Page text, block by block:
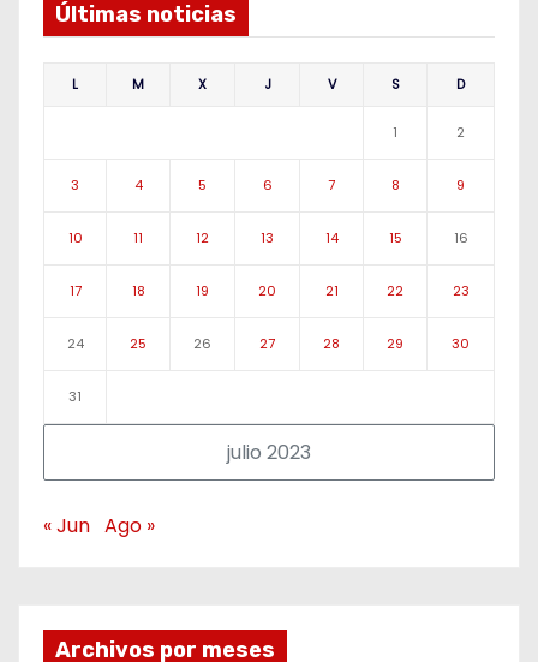
Últimas noticias
julio 2023
L M X J V S D
1 2
3 4 5 6 7 8 9
10 11 12 13 14 15 16
17 18 19 20 21 22 23
24 25 26 27 28 29 30
31
« Jun Ago »
Archivos por meses